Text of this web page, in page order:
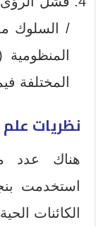
/ السلوك
المختلفة
نظريات
هناك عدد
استخدمت
الكائنات